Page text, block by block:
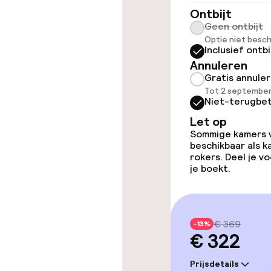
Lift
Kamers
Kamers voor
Zwemmen &
Fitnessruimte
Entertainment
Betaalde wifi
Ontbijt
Geen ontbijt
Optie niet
Inclusief
Annuleren
Gratis
Tot 2
Niet-
Let op
Sommige
beschikbaar als
rokers. Deel je
je boekt.
-13% € 369
€ 322
Prijsdetails